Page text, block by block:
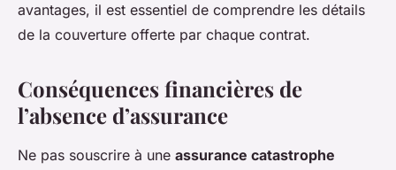
avantages, il est essentiel de comprendre les détails
de la couverture offerte par chaque contrat.
Conséquences financières de
l’absence d’assurance
Ne pas souscrire à une assurance catastrophe